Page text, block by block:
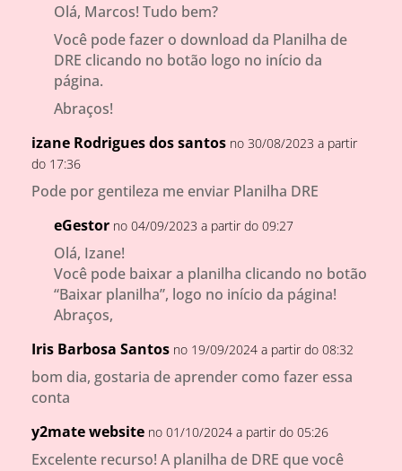
Olá, Marcos! Tudo bem?
Você pode fazer o download da Planilha de
DRE clicando no botão logo no início da
página.
Abraços!
izane Rodrigues dos santos no 30/08/2023 a partir
do 17:36
Pode por gentileza me enviar Planilha DRE
eGestor no 04/09/2023 a partir do 09:27
Olá, Izane!
Você pode baixar a planilha clicando no botão
“Baixar planilha”, logo no início da página!
Abraços,
Iris Barbosa Santos no 19/09/2024 a partir do 08:32
bom dia, gostaria de aprender como fazer essa
conta
y2mate website no 01/10/2024 a partir do 05:26
Excelente recurso! A planilha de DRE que você